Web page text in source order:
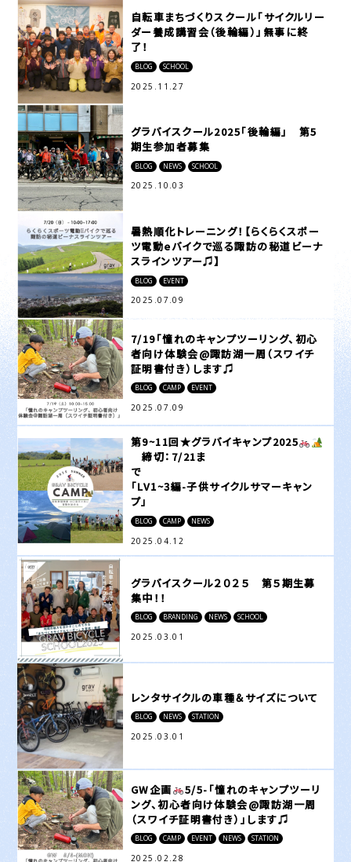
自転車まちづくりスクール「サイクルリー
ダー養成講習会（後輪編）」無事に終
了！
BLOG SCHOOL
2025.11.27
グラバイスクール2025「後輪編」 第5
期生参加者募集
BLOG NEWS SCHOOL
2025.10.03
暑熱順化トレーニング！【らくらくスポー
ツ電動eバイクで巡る諏訪の秘道ビーナ
スラインツアー♫】
BLOG EVENT
2025.07.09
7/19「憧れのキャンプツーリング、初心
者向け体験会@諏訪湖一周（スワイチ
証明書付き）します♫
BLOG CAMP EVENT
2025.07.09
第9~11回★グラバイキャンプ2025
締切：7/21ま
で
「LV1~3編-子供サイクルサマーキャン
プ」
BLOG CAMP NEWS
2025.04.12
グラバイスクール２０２５ 第５期生募
集中！！
BLOG BRANDING NEWS SCHOOL
2025.03.01
レンタサイクルの車種＆サイズについて
BLOG NEWS STATION
2025.03.01
GW企画
5/5-「憧れのキャンプツーリ
ング、初心者向け体験会@諏訪湖一周
（スワイチ証明書付き）」します♫
BLOG CAMP EVENT NEWS STATION
2025.02.28